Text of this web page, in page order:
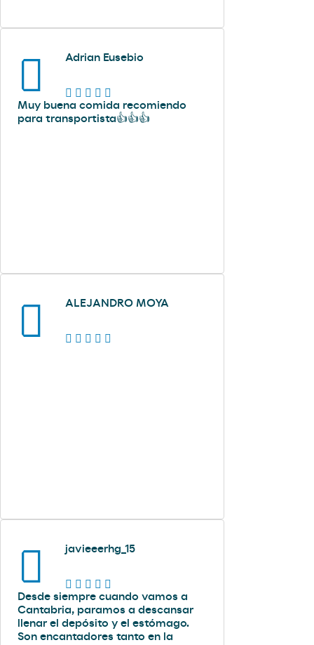
Adrian Eusebio
Muy buena comida recomiendo
para transportista👍👍👍
ALEJANDRO MOYA
javieeerhg_15
Desde siempre cuando vamos a
Cantabria, paramos a descansar
llenar el depósito y el estómago.
Son encantadores tanto en la